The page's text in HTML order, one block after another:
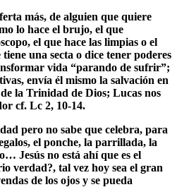
más, de alguien que quiere
lo hace el brujo, el que
el que hace las limpias o el
una secta o dice tener poderes
vida “parando de sufrir”;
envía él mismo la salvación en
la Trinidad de Dios; Lucas nos
cf. Lc 2, 10-14.
pero no sabe que celebra, para
el ponche, la parrillada, la
Jesús no está ahí que es el
verdad?, tal vez hoy sea el gran
de los ojos y se pueda